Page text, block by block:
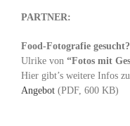
PARTNER:
Food-Fotografie gesucht?
Ulrike von “Fotos mit
Hier gibt’s weitere Infos
Angebot(PDF, 600 KB)